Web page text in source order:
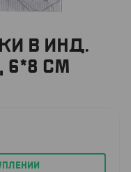
В ИНД.
6*8 СМ